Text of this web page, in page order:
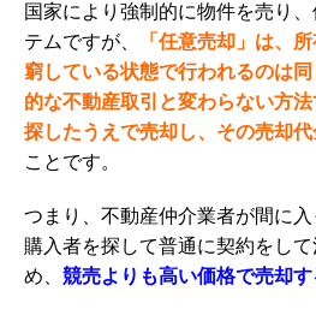
国家により強制的に物件を売り
テムですが、
「任意売却」は、
窮している状態で行われるのは
的な不動産取引と変わらない方
探したうえで売却し、その売却
ことです。
つまり、不動産仲介業者が間に入
購入者を探して普通に契約をし
め、 競売よりも高い価格で売却